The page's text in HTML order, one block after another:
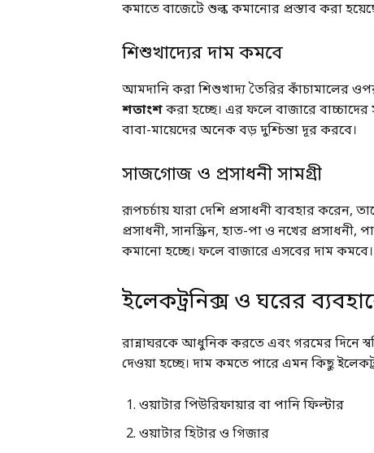
কমাতে বাজেটে শুল্ক কমানোর প্রস্তাব করা
শিশুখাদ্যের দাম কমবে
আমদানি করা শিশুখাদ্য তৈরির কাঁচামালের
শতাংশকরা হচ্ছে। এর ফলে বাজারে
বাবা-মায়েদের অনেক বড় দুশ্চিন্তা দূর করবে।
সাজগোজ ও প্রসাধনী সামগ্রী
রূপচর্চায় যারা দেশি প্রসাধনী ব্যবহার করেন,
প্রসাধনী, সানস্ক্রিন, হাত-পা ও নখের
কমানো হচ্ছে। ফলে বাজারে এসবের দাম কমবে।
ইলেকট্রনিক্স ও ঘরের
রান্নাঘরকে আধুনিক করতে এবং গরমের দিনে
দেওয়া হচ্ছে। দাম কমতে পারে এমন কিছু
ওয়াটার পিউরিফায়ার বা পানি ফিল্টার
ওয়াটার হিটার ও গিজার